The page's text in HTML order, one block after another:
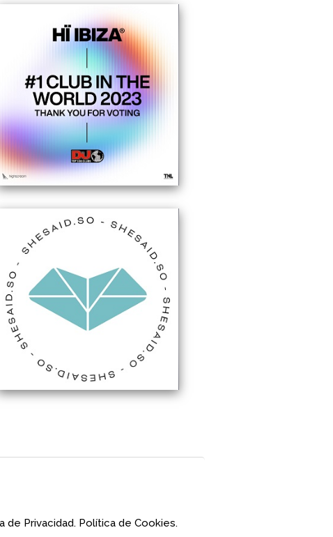
de Privacidad. Política de Cookies.